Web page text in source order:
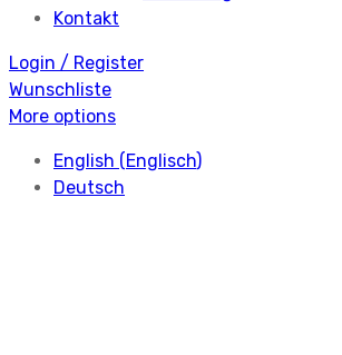
Kontakt
Login / Register
Wunschliste
More options
English (Englisch)
Deutsch